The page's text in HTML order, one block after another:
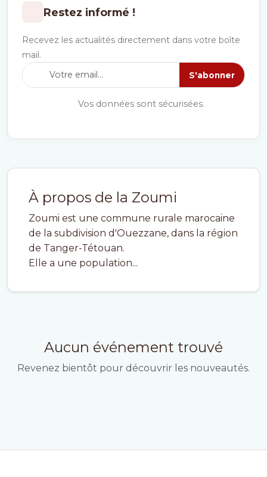
À propos de la Zoumi
Zoumi est une commune rurale marocaine
de la subdivision d'Ouezzane, dans la région
de Tanger-Tétouan.
Elle a une population...
Aucun événement trouvé
Revenez bientôt pour découvrir les nouveautés.
Restez informé !
Recevez les actualités directement dans votre boîte
mail.
S'abonner
Vos données sont sécurisées.